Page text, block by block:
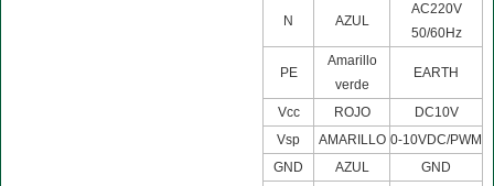
N AZUL
AC220V
50/60Hz
PE
Amarillo
verde
EARTH
Vcc ROJO
DC10V
Vsp
AMARILLO 0-10VDC/PWM
GND
AZUL
GND